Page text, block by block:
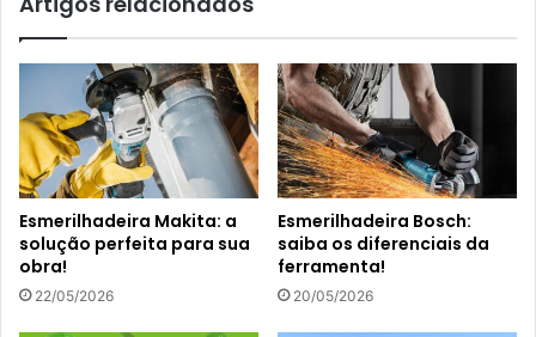
Esmerilhadeira Makita: a
solução perfeita para sua
obra!
22/05/2026
Esmerilhadeira Bosch:
saiba os diferenciais da
ferramenta!
20/05/2026